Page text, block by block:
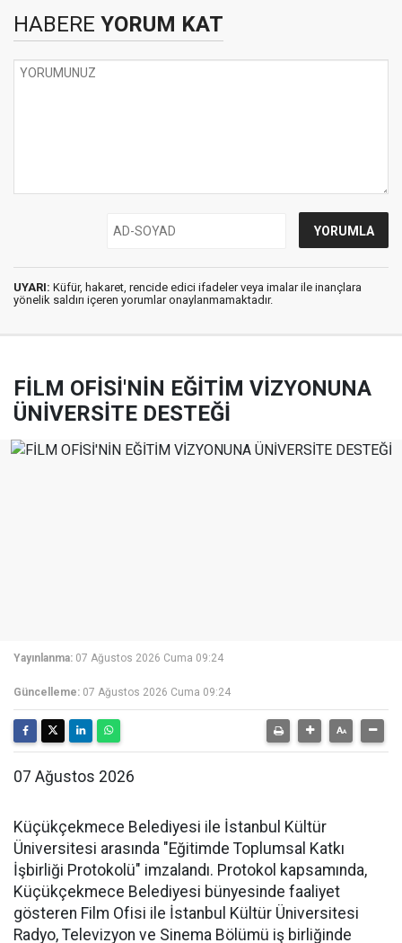
HABERE YORUM KAT
UYARI: Küfür, hakaret, rencide edici ifadeler veya imalar ile inançlara
yönelik saldırı içeren yorumlar onaylanmamaktadır.
FİLM OFİSİ'NİN EĞİTİM VİZYONUNA
ÜNİVERSİTE DESTEĞİ
Yayınlanma: 07 Ağustos 2026 Cuma 09:24
Güncelleme: 07 Ağustos 2026 Cuma 09:24
07 Ağustos 2026
Küçükçekmece Belediyesi ile İstanbul Kültür
Üniversitesi arasında "Eğitimde Toplumsal Katkı
İşbirliği Protokolü" imzalandı. Protokol kapsamında,
Küçükçekmece Belediyesi bünyesinde faaliyet
gösteren Film Ofisi ile İstanbul Kültür Üniversitesi
Radyo, Televizyon ve Sinema Bölümü iş birliğinde